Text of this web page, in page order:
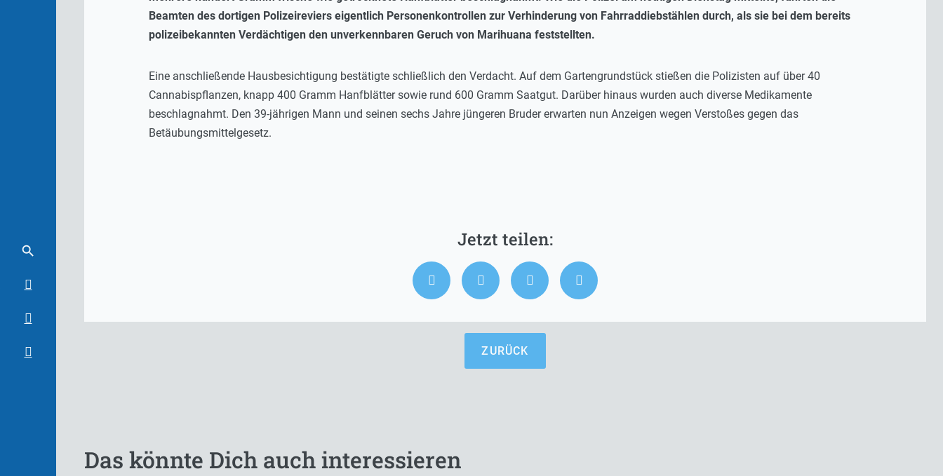
Beamten des dortigen Polizeireviers eigentlich Personenkontrollen zur Verhinderung von Fahrraddiebstählen durch, als sie bei dem bereits
polizeibekannten Verdächtigen den unverkennbaren Geruch von Marihuana feststellten.
Eine anschließende Hausbesichtigung bestätigte schließlich den Verdacht. Auf dem Gartengrundstück stießen die Polizisten auf über 40
Cannabispflanzen, knapp 400 Gramm Hanfblätter sowie rund 600 Gramm Saatgut. Darüber hinaus wurden auch diverse Medikamente
beschlagnahmt. Den 39-jährigen Mann und seinen sechs Jahre jüngeren Bruder erwarten nun Anzeigen wegen Verstoßes gegen das
Betäubungsmittelgesetz.
ZURÜCK
Das könnte Dich auch interessieren